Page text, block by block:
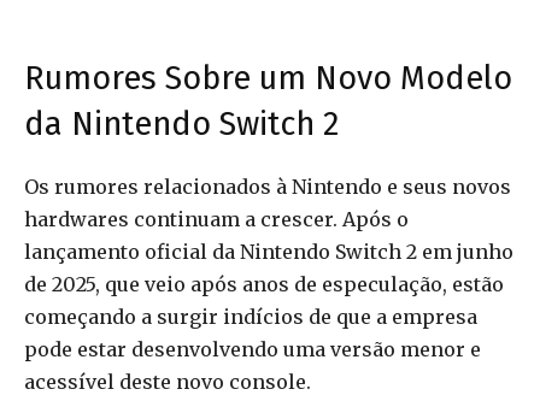
Rumores Sobre um Novo Modelo
da Nintendo Switch 2
Os rumores relacionados à Nintendo e seus novos
hardwares continuam a crescer. Após o
lançamento oficial da Nintendo Switch 2 em junho
de 2025, que veio após anos de especulação, estão
começando a surgir indícios de que a empresa
pode estar desenvolvendo uma versão menor e
acessível deste novo console.